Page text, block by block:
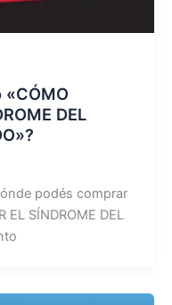
DEL
podés comprar
EL SÍNDROME DEL